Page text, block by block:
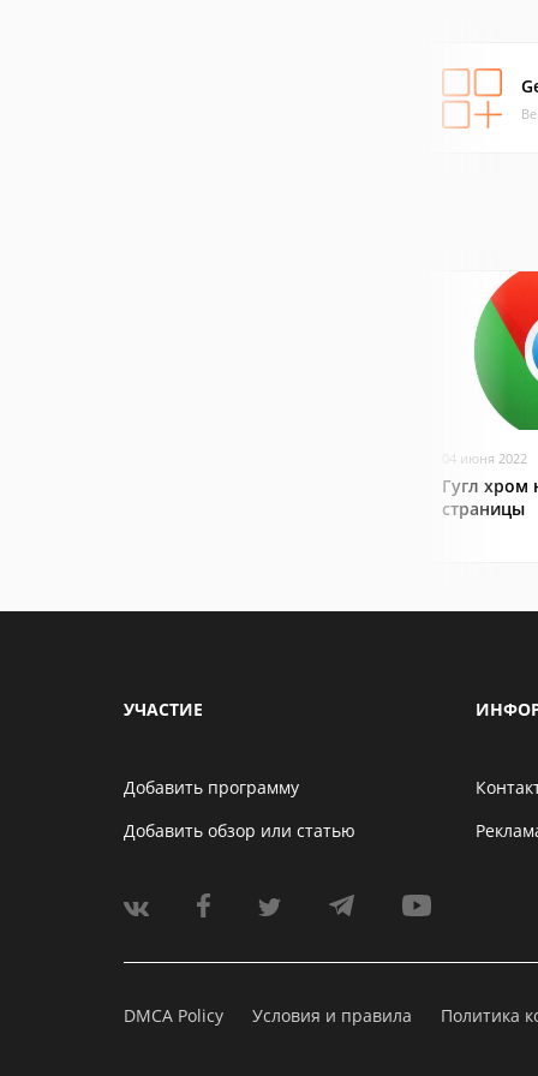
04 июня 2022
Гугл хром
страницы
УЧАСТИЕ
Добавить программу
Добавить обзор или статью
DMCA Policy Условия и правила Политика